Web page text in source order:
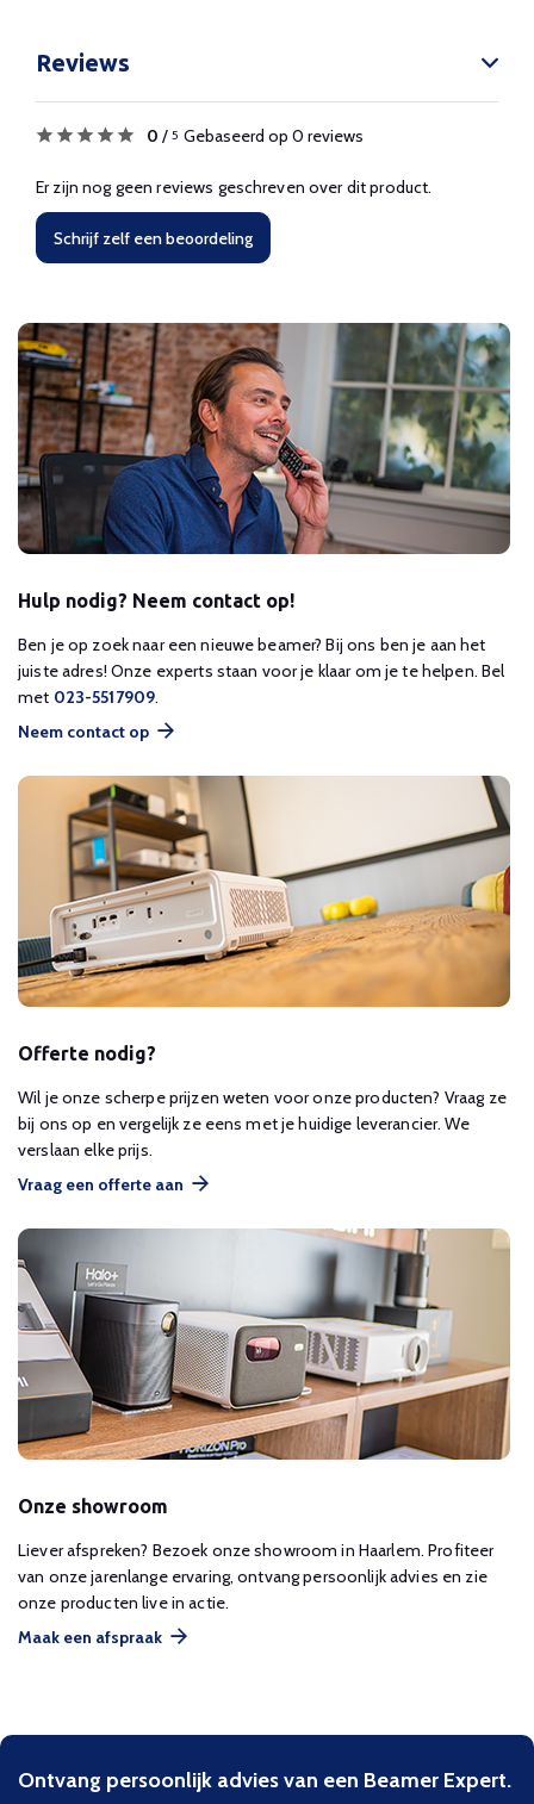
Reviews
0 / 5 Gebaseerd op 0 reviews
Er zijn nog geen reviews geschreven over dit product.
Schrijf zelf een beoordeling
Hulp nodig? Neem contact op!
Ben je op zoek naar een nieuwe beamer? Bij ons ben je aan het
juiste adres! Onze experts staan voor je klaar om je te helpen. Bel
met 023-5517909.
Neem contact op
Offerte nodig?
Wil je onze scherpe prijzen weten voor onze producten? Vraag ze
bij ons op en vergelijk ze eens met je huidige leverancier. We
verslaan elke prijs.
Vraag een offerte aan
Onze showroom
Liever afspreken? Bezoek onze showroom in Haarlem. Profiteer
van onze jarenlange ervaring, ontvang persoonlijk advies en zie
onze producten live in actie.
Maak een afspraak
Ontvang persoonlijk advies van een Beamer Expert.